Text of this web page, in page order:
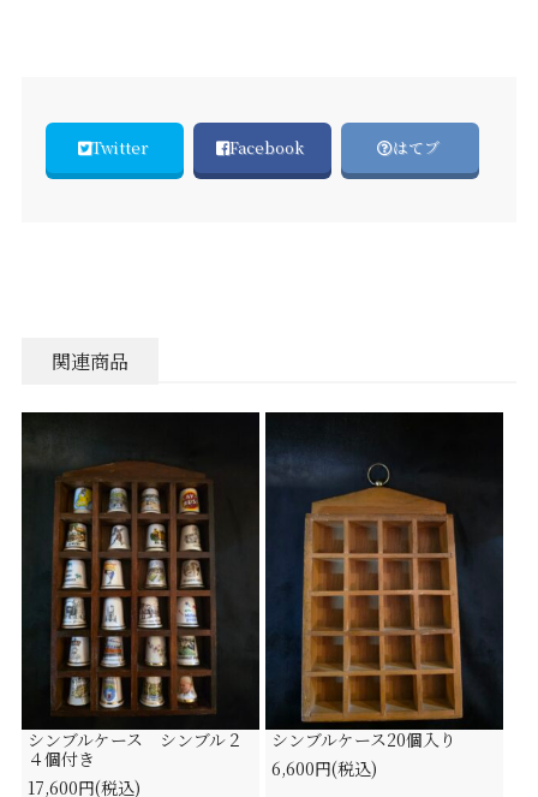
Twitter Facebook はてブ
関連商品
シンブルケース シンブル２
４個付き
17,600円(税込)
シンブルケース20個入り
6,600円(税込)